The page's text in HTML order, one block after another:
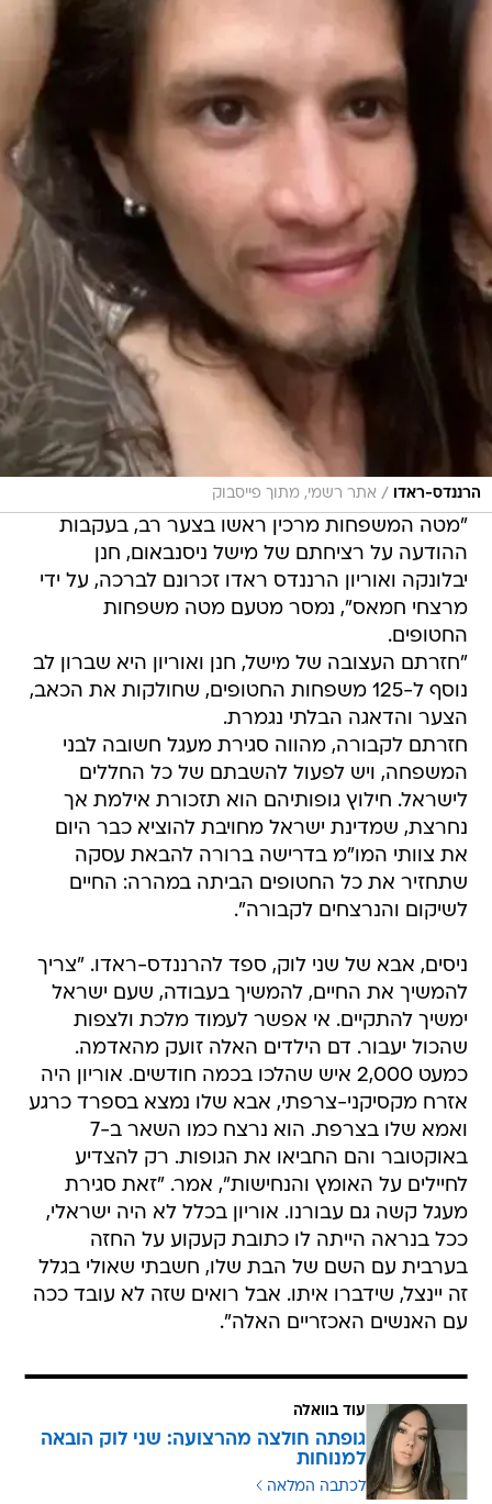
הרננדס-ראדו / אתר רשמי, מתוך פייסבוק
"מטה המשפחות מרכין ראשו בצער רב, בעקבות
ההודעה על רציחתם של מישל ניסנבאום, חנן
יבלונקה ואוריון הרננדס ראדו זכרונם לברכה, על ידי
מרצחי חמאס", נמסר מטעם מטה משפחות
החטופים.
"חזרתם העצובה של מישל, חנן ואוריון היא שברון לב
נוסף ל-125 משפחות החטופים, שחולקות את הכאב,
הצער והדאגה הבלתי נגמרת.
חזרתם לקבורה, מהווה סגירת מעגל חשובה לבני
המשפחה, ויש לפעול להשבתם של כל החללים
לישראל. חילוץ גופותיהם הוא תזכורת אילמת אך
נחרצת, שמדינת ישראל מחויבת להוציא כבר היום
את צוותי המו"מ בדרישה ברורה להבאת עסקה
שתחזיר את כל החטופים הביתה במהרה: החיים
לשיקום והנרצחים לקבורה".
ניסים, אבא של שני לוק, ספד להרננדס-ראדו. "צריך
להמשיך את החיים, להמשיך בעבודה, שעם ישראל
ימשיך להתקיים. אי אפשר לעמוד מלכת ולצפות
שהכול יעבור. דם הילדים האלה זועק מהאדמה.
כמעט 2,000 איש שהלכו בכמה חודשים. אוריון היה
אזרח מקסיקני-צרפתי, אבא שלו נמצא בספרד כרגע
ואמא שלו בצרפת. הוא נרצח כמו השאר ב-7
באוקטובר והם החביאו את הגופות. רק להצדיע
לחיילים על האומץ והנחישות", אמר. "זאת סגירת
מעגל קשה גם עבורנו. אוריון בכלל לא היה ישראלי,
ככל בנראה הייתה לו כתובת קעקוע על החזה
בערבית עם השם של הבת שלו, חשבתי שאולי בגלל
זה יינצל, שידברו איתו. אבל רואים שזה לא עובד ככה
עם האנשים האכזריים האלה".
עוד בוואלה
גופתה חולצה מהרצועה: שני לוק הובאה
למנוחות
לכתבה המלאה